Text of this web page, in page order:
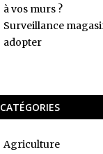
à vos murs ?
Surveillance
adopter
CATÉGORIES
Agriculture